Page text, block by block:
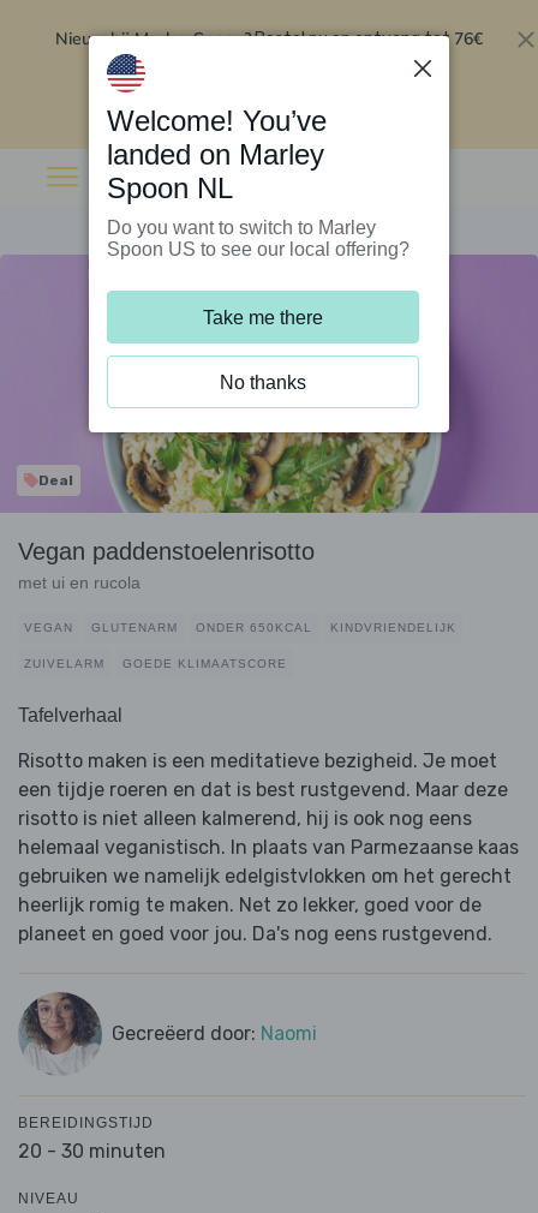
Nieuw bij Marley Spoon?Bestel nu en ontvang tot 76€
Deal
Vegan paddenstoelenrisotto
met ui en rucola
VEGAN GLUTENARM ONDER 650KCAL KINDVRIENDELIJK
ZUIVELARM GOEDE KLIMAATSCORE
Tafelverhaal
Risotto maken is een meditatieve bezigheid. Je moet
een tijdje roeren en dat is best rustgevend. Maar deze
risotto is niet alleen kalmerend, hij is ook nog eens
helemaal veganistisch. In plaats van Parmezaanse kaas
gebruiken we namelijk edelgistvlokken om het gerecht
heerlijk romig te maken. Net zo lekker, goed voor de
planeet en goed voor jou. Da's nog eens rustgevend.
Gecreëerd door: Naomi
BEREIDINGSTIJD
20 - 30 minuten
NIVEAU
Welcome! You’ve
landed on Marley
Spoon NL
Do you want to switch to Marley
Spoon US to see our local offering?
Take me there
No thanks